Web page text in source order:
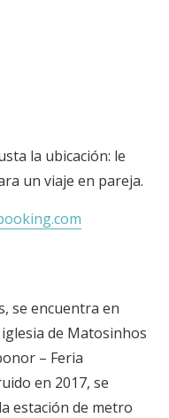
la ubicación: le
un viaje en pareja.
se encuentra en
de Matosinhos
– Feria
en 2017, se
estación de metro